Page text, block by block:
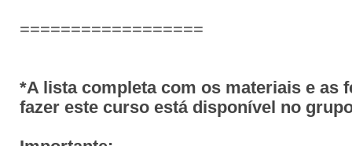
==================
*A lista completa com os materiais e as
fazer este curso está disponível no